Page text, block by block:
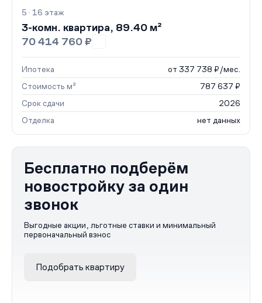
5 · 16 этаж
3-комн. квартира, 89.40 м²
70 414 760 ₽
Ипотека
от 337 738 ₽/мес.
Стоимость м²
787 637 ₽
Срок сдачи
2026
Отделка
нет данных
Бесплатно подберём
новостройку за один
звонок
Выгодные акции, льготные ставки и минимальный
первоначальный взнос
Подобрать квартиру